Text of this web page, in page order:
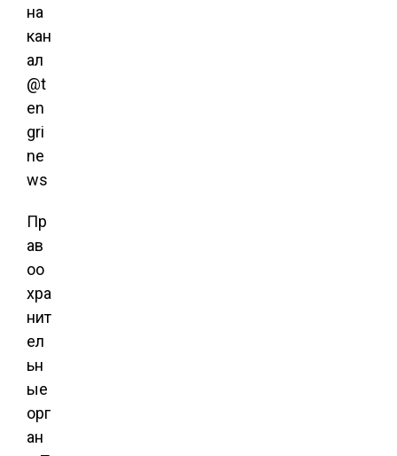
на
кан
ал
@t
en
gri
ne
ws
Пр
ав
оо
хра
нит
ел
ьн
ые
орг
ан